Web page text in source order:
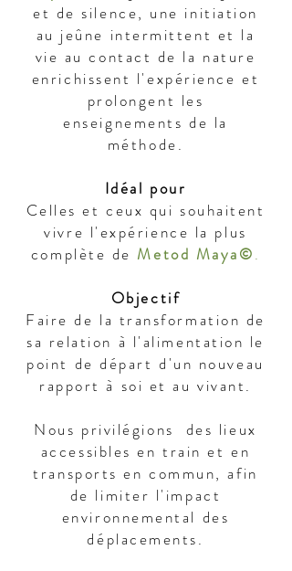
et de silence, une initiation
au jeûne intermittent et la
vie au contact de la nature
enrichissent l'expérience et
prolongent les
enseignements de la
méthode.
Idéal pour
Celles et ceux qui souhaitent
vivre l'expérience la plus
complète de Metod Maya©.
Objectif
Faire de la transformation de
sa relation à l'alimentation le
point de départ d'un nouveau
rapport à soi et au vivant.
​Nous privilégions des lieux
accessibles en train et en
transports en commun, afin
de limiter l'impact
environnemental des
déplacements.